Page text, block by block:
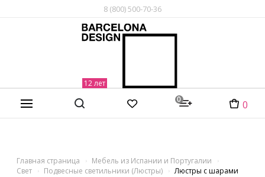
8 (800) 500-70-36
0 0
Главная страница
Мебель из Испании и Португалии
Свет
Подвесные светильники (Люстры) Люстры с шарами